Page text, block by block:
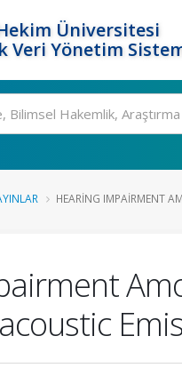
Üniversitesi
Veri Yönetim
HEARING IMPAIRMENT